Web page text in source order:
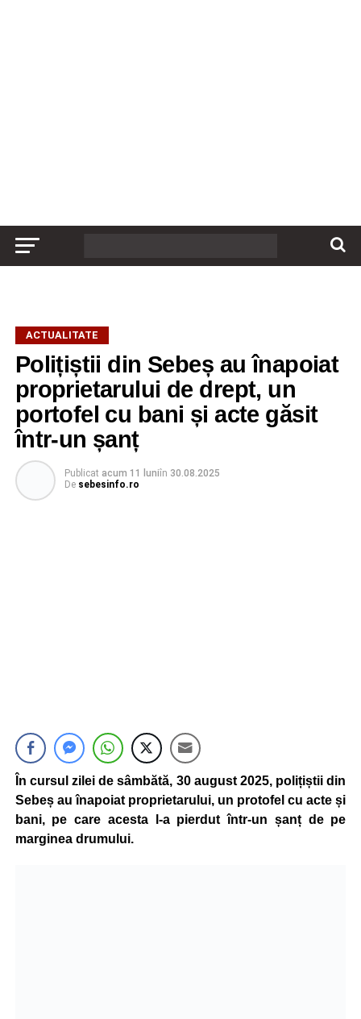
ACTUALITATE
Polițiștii din Sebeș au înapoiat
proprietarului de drept, un
portofel cu bani și acte găsit
într-un șanț
Publicat acum 11 luniîn 30.08.2025
De sebesinfo.ro
În cursul zilei de sâmbătă, 30 august 2025, polițiștii din
Sebeș au înapoiat proprietarului, un protofel cu acte și
bani, pe care acesta l-a pierdut într-un șanț de pe
marginea drumului.